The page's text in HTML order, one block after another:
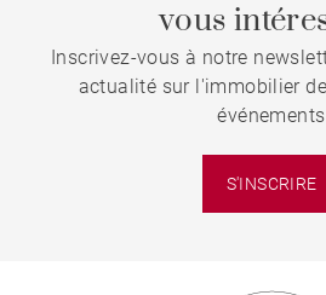
vous
Inscrivez-vous à notre
actualité sur l'immobilier
événements
S'INSCRIRE